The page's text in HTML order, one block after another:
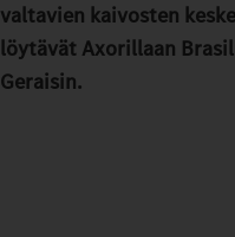
valtavien kaivosten
löytävät Axorillaan
Geraisin.